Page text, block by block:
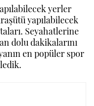
yerler
yapılabilecek
Seyahatlerine
dolu dakikalarını
en popüler spor